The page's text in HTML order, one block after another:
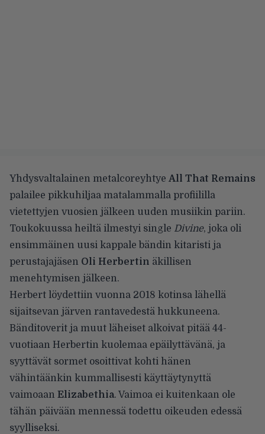
Yhdysvaltalainen metalcoreyhtye All That Remains
palailee pikkuhiljaa matalammalla profiililla
vietettyjen vuosien jälkeen uuden musiikin pariin.
Toukokuussa heiltä ilmestyi single Divine, joka oli
ensimmäinen uusi kappale bändin kitaristi ja
perustajajäsen Oli Herbertin äkillisen
menehtymisen jälkeen.
Herbert löydettiin vuonna 2018 kotinsa lähellä
sijaitsevan järven rantavedestä hukkuneena.
Bänditoverit ja muut läheiset alkoivat pitää 44-
vuotiaan Herbertin kuolemaa epäilyttävänä, ja
syyttävät sormet osoittivat kohti hänen
vähintäänkin kummallisesti käyttäytynyttä
vaimoaan Elizabethia. Vaimoa ei kuitenkaan ole
tähän päivään mennessä todettu oikeuden edessä
syylliseksi.